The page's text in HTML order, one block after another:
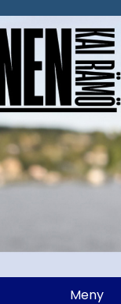
Meny